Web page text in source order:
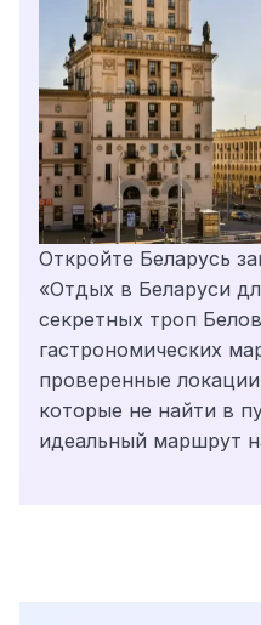
Откройте Беларусь
«Отдых в Беларуси
секретных троп
гастрономических
проверенные
которые не найти в
идеальный маршрут